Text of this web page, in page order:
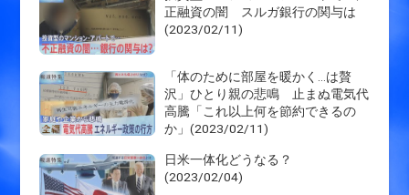
正融資の闇 スルガ銀行の関与は
(2023/02/11)
「体のために部屋を暖かく…は贅
沢」ひとり親の悲鳴 止まぬ電気代
高騰「これ以上何を節約できるの
か」(2023/02/11)
日米一体化どうなる？
(2023/02/04)